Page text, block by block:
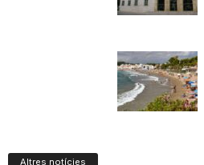
Altres notícies